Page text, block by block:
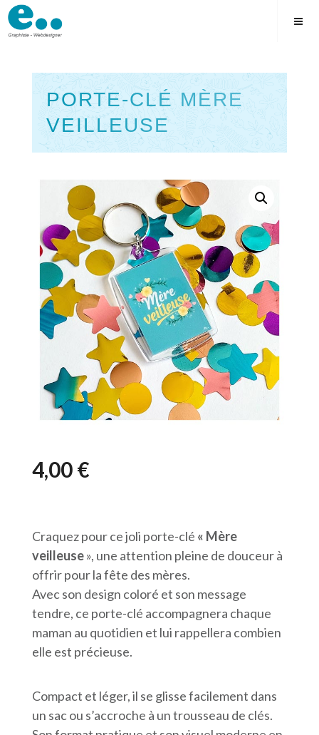
Skip
to
PORTE-CLÉ MÈRE
VEILLEUSE
Square
4,00€
Craquez pour ce joli porte-clé « Mère
veilleuse», une attention pleine de douceur à
offrir pour la fête des mères.
Avec son design coloré et son message
tendre, ce porte-clé accompagnera chaque
maman au quotidien et lui rappellera combien
elle est précieuse.
Compact et léger, il se glisse facilement dans
un sac ou s’accroche à un trousseau de clés.